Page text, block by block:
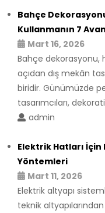
Bahçe
Kullanmanın 7
Mart 16, 2026
Bahçe
açıdan dış mekân
biridir. Günümüzde
tasarımcıları,
admin
Elektrik Hatları
Yöntemleri
Mart 11, 2026
Elektrik altyapı
teknik